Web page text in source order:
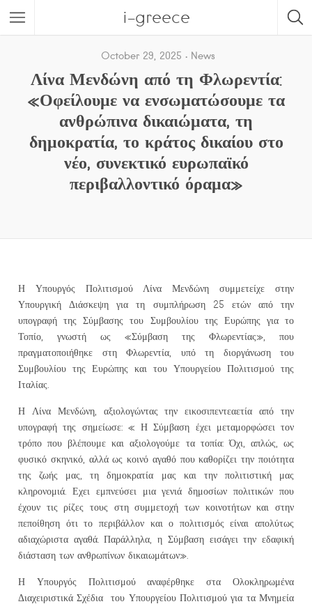
i-greece
October 29, 2025 News
Λίνα Μενδώνη από τη Φλωρεντία:
«Οφείλουμε να ενσωματώσουμε τα
ανθρώπινα δικαιώματα, τη
δημοκρατία, το κράτος δικαίου στο
νέο, συνεκτικό ευρωπαϊκό
περιβαλλοντικό όραμα»
Η Υπουργός Πολιτισμού Λίνα Μενδώνη συμμετείχε στην
Υπουργική Διάσκεψη για τη συμπλήρωση 25 ετών από την
υπογραφή της Σύμβασης του Συμβουλίου της Ευρώπης για το
Τοπίο, γνωστή ως «Σύμβαση της Φλωρεντίας», που
πραγματοποιήθηκε στη Φλωρεντία, υπό τη διοργάνωση του
Συμβουλίου της Ευρώπης και του Υπουργείου Πολιτισμού της
Ιταλίας.
Η Λίνα Μενδώνη, αξιολογώντας την εικοσιπεντεαετία από την
υπογραφή της σημείωσε: « Η Σύμβαση έχει μεταμορφώσει τον
τρόπο που βλέπουμε και αξιολογούμε τα τοπία: Όχι, απλώς, ως
φυσικό σκηνικό, αλλά ως κοινό αγαθό που καθορίζει την ποιότητα
της ζωής μας, τη δημοκρατία μας και την πολιτιστική μας
κληρονομιά. Εχει εμπνεύσει μια γενιά δημοσίων πολιτικών που
έχουν τις ρίζες τους στη συμμετοχή των κοινοτήτων και στην
πεποίθηση ότι το περιβάλλον και ο πολιτισμός είναι απολύτως
αδιαχώριστα αγαθά. Παράλληλα, η Σύμβαση εισάγει την εδαφική
διάσταση των ανθρωπίνων δικαιωμάτων».
Η Υπουργός Πολιτισμού αναφέρθηκε στα Ολοκληρωμένα
Διαχειριστικά Σχέδια του Υπουργείου Πολιτισμού για τα Μνημεία